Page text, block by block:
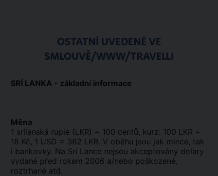
OSTATNÍ UVEDENÉ VE
SMLOUVĚ/WWW/TRAVELLI
SRÍ LANKA - základní informace
Měna
1 srílanská rupie (LKR) = 100 centů, kurz: 100 LKR =
18 Kč, 1 USD = 362 LKR. V oběhu jsou jak mince, tak
i bankovky. Na Srí Lance nejsou akceptovány dolary
vydané před rokem 2006 a/nebo poškozené,
roztrhané atd.